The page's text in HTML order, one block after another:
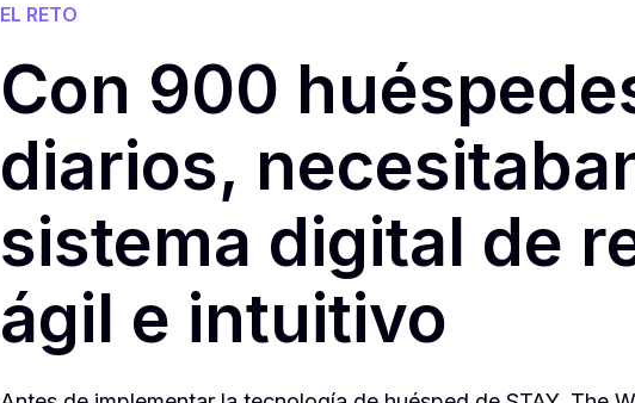
EL RETO
Con 900
diarios,
sistema digital de
ágil e intuitivo